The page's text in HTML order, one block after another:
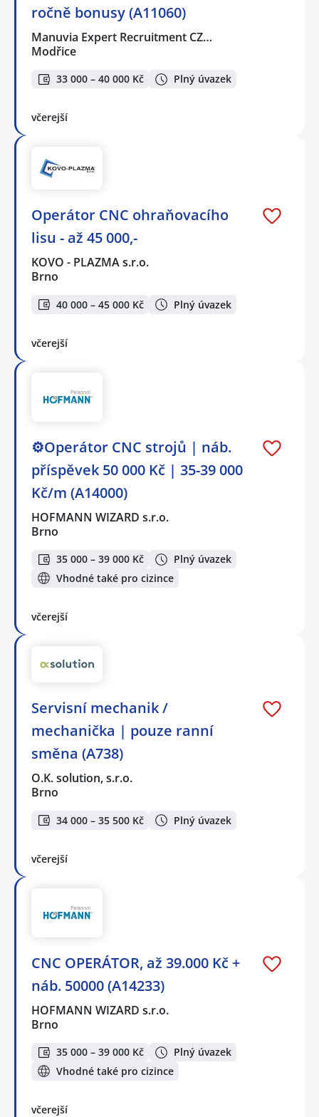
ročně bonusy (A11060)
Manuvia Expert Recruitment CZ…
Modřice
33 000 – 40 000 Kč Plný úvazek
včerejší
Operátor CNC ohraňovacího
lisu - až 45 000,-
KOVO - PLAZMA s.r.o.
Brno
40 000 – 45 000 Kč Plný úvazek
včerejší
⚙️Operátor CNC strojů ️| náb.
příspěvek 50 000 Kč | 35-39 000
Kč/m (A14000)
HOFMANN WIZARD s.r.o.
Brno
35 000 – 39 000 Kč
Plný úvazek
Vhodné také pro cizince
včerejší
Servisní mechanik /
mechanička | pouze ranní
směna (A738)
O.K. solution, s.r.o.
Brno
34 000 – 35 500 Kč Plný úvazek
včerejší
CNC OPERÁTOR, až 39.000 Kč +
náb. 50000 (A14233)
HOFMANN WIZARD s.r.o.
Brno
35 000 – 39 000 Kč
Plný úvazek
Vhodné také pro cizince
včerejší